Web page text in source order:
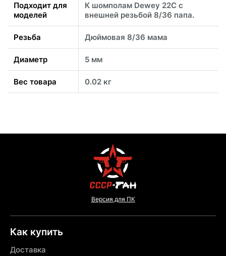
Подходит для
моделей
К шомполам Dewey 22C с
внешней резьбой 8/36 папа.
Резьба Дюймовая 8/36 мама
Диаметр 5 мм
Вес товара 0.02 кг
Версия для ПК
Как купить
Доставка